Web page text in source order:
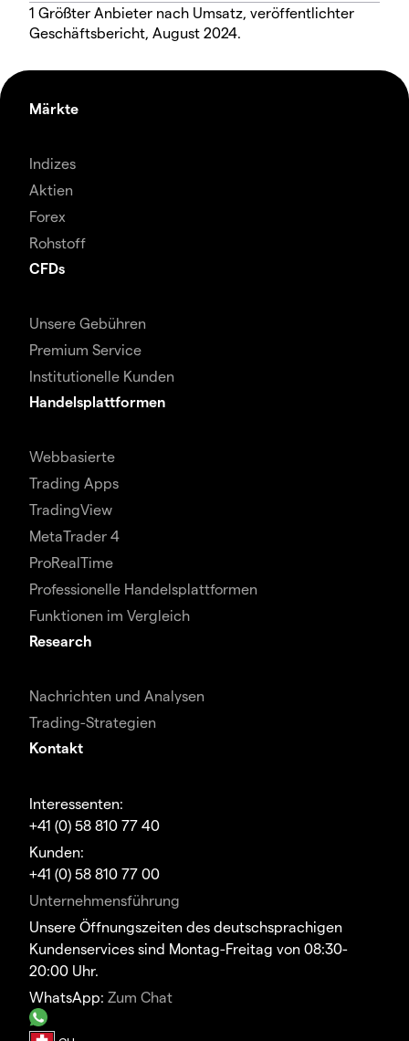
1 Größter Anbieter nach Umsatz, veröffentlichter
Geschäftsbericht, August 2024.
Märkte
Indizes
Aktien
Forex
Rohstoff
CFDs
Unsere Gebühren
Premium Service
Institutionelle Kunden
Handelsplattformen
Webbasierte
Trading Apps
TradingView
MetaTrader 4
ProRealTime
Professionelle Handelsplattformen
Funktionen im Vergleich
Research
Nachrichten und Analysen
Trading-Strategien
Kontakt
Interessenten:
+41 (0) 58 810 77 40
Kunden:
+41 (0) 58 810 77 00
Unternehmensführung
Unsere Öffnungszeiten des deutschsprachigen
Kundenservices sind Montag-Freitag von 08:30-
20:00 Uhr.
WhatsApp: Zum Chat